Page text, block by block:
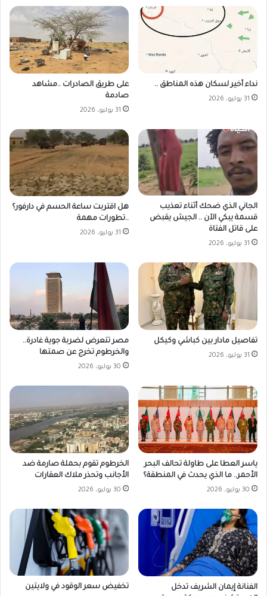
نداء أخير لسكان هذه المناطق ..
31 يوليو، 2026
على طريق الصادرات ..مشاهد
صادمة
31 يوليو، 2026
الجاني الذي ضحك أثناء تعذيب
قسمة يبكي الآن .. الجيش يقبض
على قاتل الفتاة
31 يوليو، 2026
هل اقتربت ساعة الحسم في دارفور؟
..تطورات مهمة
31 يوليو، 2026
تفاصيل مادار بين كباشي وكيكل
31 يوليو، 2026
مصر تتعرض لضربة جوية غادرة..
والخرطوم تخرج عن صمتها
30 يوليو، 2026
ياسر العطا على طاولة تحالف البحر
الأحمر.. ما الذي يحدث في المنطقة؟
30 يوليو، 2026
الخرطوم تقوم بحملة صارمة ضد
الأجانب وتحذر ملاك العقارات
30 يوليو، 2026
الفنانة إيمان الشريف تدخل
تخفيض سعر الوقود في ولايتين